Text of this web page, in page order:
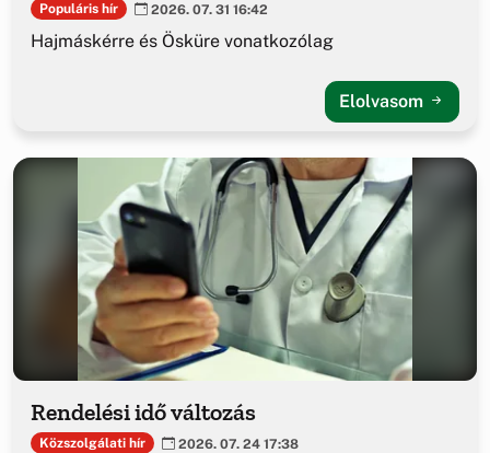
Populáris hír 2026. 07. 31 16:42
Hajmáskérre és Ösküre vonatkozólag
Elolvasom
Rendelési idő változás
Közszolgálati hír 2026. 07. 24 17:38